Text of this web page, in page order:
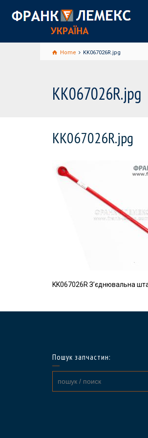
Home KK067026R.jpg
KK067026R.jpg
KK067026R.jpg
KK067026R З’єднювальна
Пошук запчастин: